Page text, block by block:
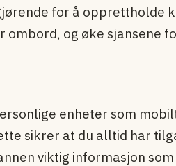
for å opprettholde
ombord, og øke sjansene
enheter som
sikrer at du alltid har
viktig informasjon